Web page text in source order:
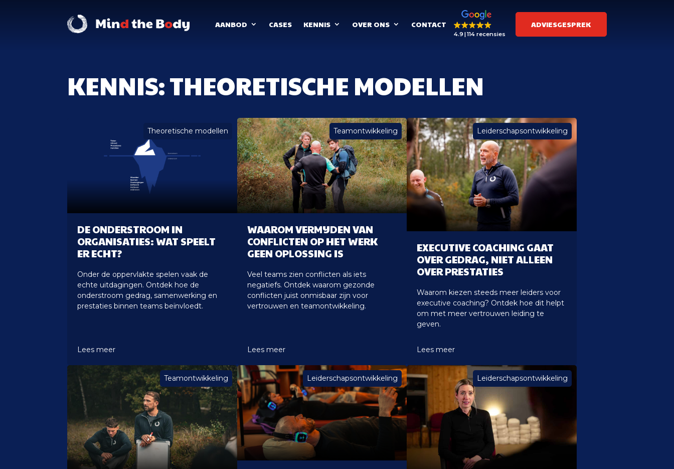
AANBOD CASES KENNIS OVER ONS CONTACT
4.9 114 recensies
ADVIESGESPREK
KENNIS: THEORETISCHE MODELLEN
Theoretische modellen
DE ONDERSTROOM IN
ORGANISATIES: WAT SPEELT
ER ECHT?
Onder de oppervlakte spelen vaak de
echte uitdagingen. Ontdek hoe de
onderstroom gedrag, samenwerking en
prestaties binnen teams beïnvloedt.
Lees meer
Teamontwikkeling
WAAROM VERMIJDEN VAN
CONFLICTEN OP HET WERK
GEEN OPLOSSING IS
Veel teams zien conflicten als iets
negatiefs. Ontdek waarom gezonde
conflicten juist onmisbaar zijn voor
vertrouwen en teamontwikkeling.
Lees meer
Leiderschapsontwikkeling
EXECUTIVE COACHING GAAT
OVER GEDRAG, NIET ALLEEN
OVER PRESTATIES
Waarom kiezen steeds meer leiders voor
executive coaching? Ontdek hoe dit helpt
om met meer vertrouwen leiding te
geven.
Lees meer
Teamontwikkeling Leiderschapsontwikkeling Leiderschapsontwikkeling